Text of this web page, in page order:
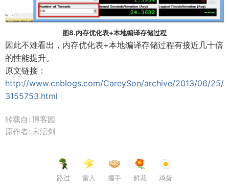
图8.内存优化表+本地编译存储过程
因此不难看出，内存优化表+本地编译存储过程有接近几十倍
的性能提升。
原文链接：
http://www.cnblogs.com/CareySon/archive/2013/06/25/
3155753.html
转载自: 博客园
原作者: 宋沄剑
路过 雷人 握手 鲜花 鸡蛋